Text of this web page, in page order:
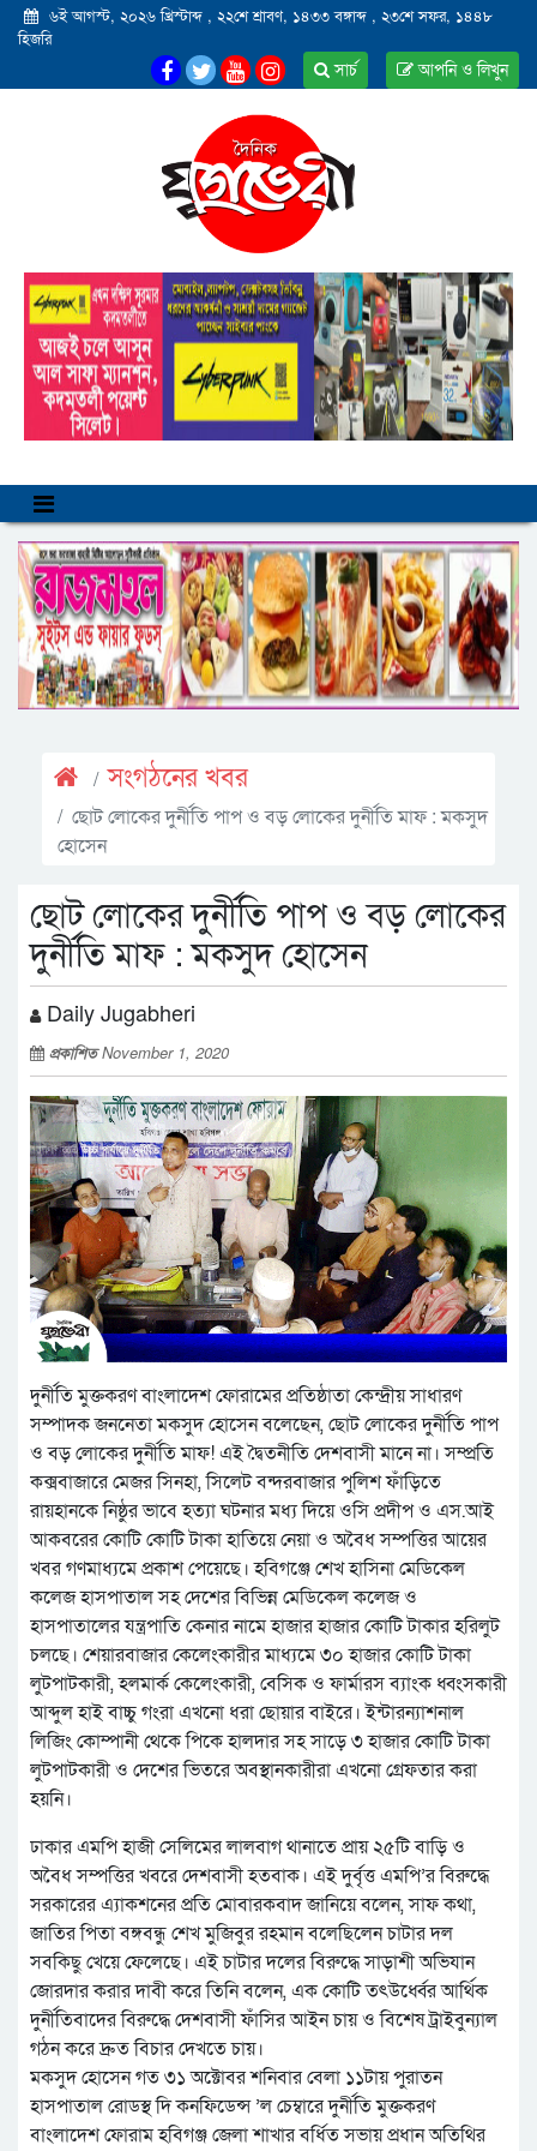
৬ই আগস্ট, ২০২৬ খ্রিস্টাব্দ , ২২শে শ্রাবণ, ১৪৩৩ বঙ্গাব্দ , ২৩শে সফর, ১৪৪৮
হিজরি
আপনি ও লিখুন
সার্চ
সংগঠনের খবর
ছোট লোকের দুর্নীতি পাপ ও বড় লোকের দুর্নীতি মাফ : মকসুদ
হোসেন
ছোট লোকের দুর্নীতি পাপ ও বড় লোকের
দুর্নীতি মাফ : মকসুদ হোসেন
Daily Jugabheri
প্রকাশিতNovember 1, 2020
দুর্নীতি মুক্তকরণ বাংলাদেশ ফোরামের প্রতিষ্ঠাতা কেন্দ্রীয় সাধারণ
সম্পাদক জননেতা মকসুদ হোসেন বলেছেন, ছোট লোকের দুর্নীতি পাপ
ও বড় লোকের দুর্নীতি মাফ! এই দ্বৈতনীতি দেশবাসী মানে না। সম্প্রতি
কক্সবাজারে মেজর সিনহা, সিলেট বন্দরবাজার পুলিশ ফাঁড়িতে
রায়হানকে নিষ্ঠুর ভাবে হত্যা ঘটনার মধ্য দিয়ে ওসি প্রদীপ ও এস.আই
আকবরের কোটি কোটি টাকা হাতিয়ে নেয়া ও অবৈধ সম্পত্তির আয়ের
খবর গণমাধ্যমে প্রকাশ পেয়েছে। হবিগঞ্জে শেখ হাসিনা মেডিকেল
কলেজ হাসপাতাল সহ দেশের বিভিন্ন মেডিকেল কলেজ ও
হাসপাতালের যন্ত্রপাতি কেনার নামে হাজার হাজার কোটি টাকার হরিলুট
চলছে। শেয়ারবাজার কেলেংকারীর মাধ্যমে ৩০ হাজার কোটি টাকা
লুটপাটকারী, হলমার্ক কেলেংকারী, বেসিক ও ফার্মারস ব্যাংক ধ্বংসকারী
আব্দুল হাই বাচ্চু গংরা এখনো ধরা ছোয়ার বাইরে। ইন্টারন্যাশনাল
লিজিং কোম্পানী থেকে পিকে হালদার সহ সাড়ে ৩ হাজার কোটি টাকা
লুটপাটকারী ও দেশের ভিতরে অবস্থানকারীরা এখনো গ্রেফতার করা
হয়নি।
ঢাকার এমপি হাজী সেলিমের লালবাগ থানাতে প্রায় ২৫টি বাড়ি ও
অবৈধ সম্পত্তির খবরে দেশবাসী হতবাক। এই দুর্বৃত্ত এমপি’র বিরুদ্ধে
সরকারের এ্যাকশনের প্রতি মোবারকবাদ জানিয়ে বলেন, সাফ কথা,
জাতির পিতা বঙ্গবন্ধু শেখ মুজিবুর রহমান বলেছিলেন চাটার দল
সবকিছু খেয়ে ফেলেছে। এই চাটার দলের বিরুদ্ধে সাড়াশী অভিযান
জোরদার করার দাবী করে তিনি বলেন, এক কোটি তৎউর্ধ্বের আর্থিক
দুর্নীতিবাদের বিরুদ্ধে দেশবাসী ফাঁসির আইন চায় ও বিশেষ ট্রাইবুন্যাল
গঠন করে দ্রুত বিচার দেখতে চায়।
মকসুদ হোসেন গত ৩১ অক্টোবর শনিবার বেলা ১১টায় পুরাতন
হাসপাতাল রোডস্থ দি কনফিডেন্স ’ল চেম্বারে দুর্নীতি মুক্তকরণ
বাংলাদেশ ফোরাম হবিগঞ্জ জেলা শাখার বর্ধিত সভায় প্রধান অতিথির